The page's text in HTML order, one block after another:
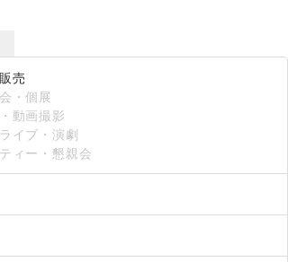
売
・個展
動画撮影
イブ・演劇
ィー・懇親会